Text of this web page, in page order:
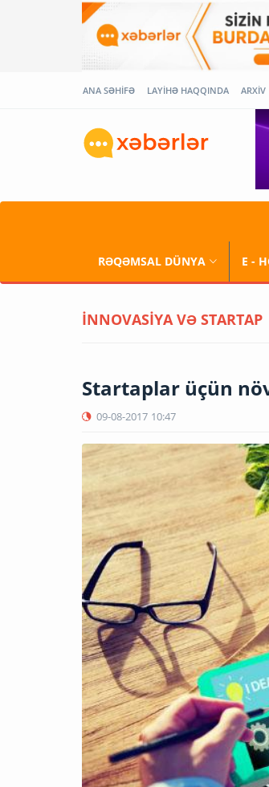
ANA SƏHİFƏ LAYİHƏ HAQQINDA ARXİV
RƏQƏMSAL DÜNYA E -
İNNOVASİYA VƏ STARTAP
Startaplar üçün
09-08-2017 10:47